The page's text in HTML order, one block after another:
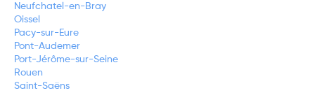
Neufchatel-en-Bray
Oissel
Pacy-sur-Eure
Pont-Audemer
Port-Jérôme-sur-Seine
Rouen
Saint-Saëns